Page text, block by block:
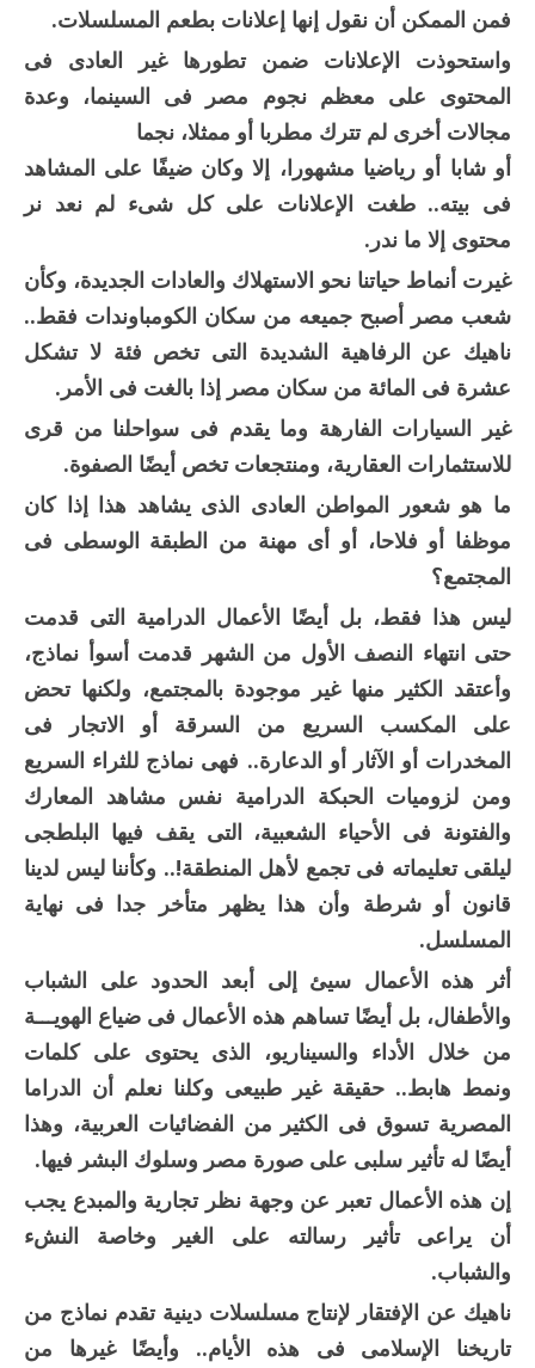
فمن الممكن أن نقول إنها إعلانات بطعم المسلسلات.
واستحوذت الإعلانات ضمن تطورها غير العادى فى
المحتوى على معظم نجوم مصر فى السينما، وعدة
مجالات أخرى لم تترك مطربا أو ممثلا، نجما
أو شابا أو رياضيا مشهورا، إلا وكان ضيفًا على المشاهد
فى بيته.. طغت الإعلانات على كل شىء لم نعد نر
محتوى إلا ما ندر.
غيرت أنماط حياتنا نحو الاستهلاك والعادات الجديدة، وكأن
شعب مصر أصبح جميعه من سكان الكومباوندات فقط..
ناهيك عن الرفاهية الشديدة التى تخص فئة لا تشكل
عشرة فى المائة من سكان مصر إذا بالغت فى الأمر.
غير السيارات الفارهة وما يقدم فى سواحلنا من قرى
للاستثمارات العقارية، ومنتجعات تخص أيضًا الصفوة.
ما هو شعور المواطن العادى الذى يشاهد هذا إذا كان
موظفا أو فلاحا، أو أى مهنة من الطبقة الوسطى فى
المجتمع؟
ليس هذا فقط، بل أيضًا الأعمال الدرامية التى قدمت
حتى انتهاء النصف الأول من الشهر قدمت أسوأ نماذج،
وأعتقد الكثير منها غير موجودة بالمجتمع، ولكنها تحض
على المكسب السريع من السرقة أو الاتجار فى
المخدرات أو الآثار أو الدعارة.. فهى نماذج للثراء السريع
ومن لزوميات الحبكة الدرامية نفس مشاهد المعارك
والفتونة فى الأحياء الشعبية، التى يقف فيها البلطجى
ليلقى تعليماته فى تجمع لأهل المنطقة!.. وكأننا ليس لدينا
قانون أو شرطة وأن هذا يظهر متأخر جدا فى نهاية
المسلسل.
أثر هذه الأعمال سيئ إلى أبعد الحدود على الشباب
والأطفال، بل أيضًا تساهم هذه الأعمال فى ضياع الهويـــة
من خلال الأداء والسيناريو، الذى يحتوى على كلمات
ونمط هابط.. حقيقة غير طبيعى وكلنا نعلم أن الدراما
المصرية تسوق فى الكثير من الفضائيات العربية، وهذا
أيضًا له تأثير سلبى على صورة مصر وسلوك البشر فيها.
إن هذه الأعمال تعبر عن وجهة نظر تجارية والمبدع يجب
أن يراعى تأثير رسالته على الغير وخاصة النشء
والشباب.
ناهيك عن الإفتقار لإنتاج مسلسلات دينية تقدم نماذج من
تاريخنا الإسلامى فى هذه الأيام.. وأيضًا غيرها من